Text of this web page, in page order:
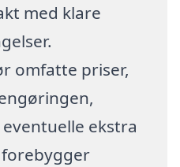
med klare
omfatte priser,
ekstra